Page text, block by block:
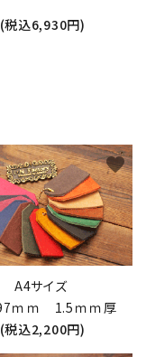
税込6,930円)
A4サイズ
ｍｍ 1.5ｍｍ厚
税込2,200円)
favorite